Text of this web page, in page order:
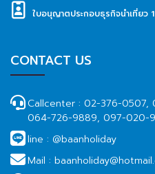
ใบอนุญาตประกอบธุรกิจนำเที่ยว
CONTACT US
Callcenter : 02-376-0507,
064-726-9889, 097-020-
line : @baanholiday
Mail :